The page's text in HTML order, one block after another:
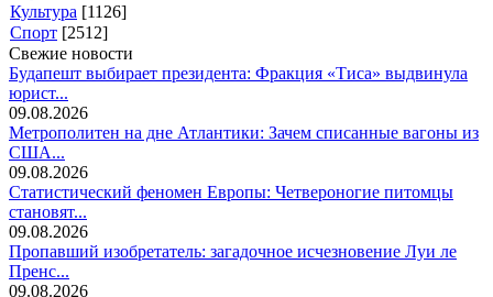
Культура [1126]
Спорт [2512]
Свежие новости
Будапешт выбирает президента: Фракция «Тиса» выдвинула
юрист...
09.08.2026
Метрополитен на дне Атлантики: Зачем списанные вагоны из
США...
09.08.2026
Статистический феномен Европы: Четвероногие питомцы
становят...
09.08.2026
Пропавший изобретатель: загадочное исчезновение Луи ле
Пренс...
09.08.2026